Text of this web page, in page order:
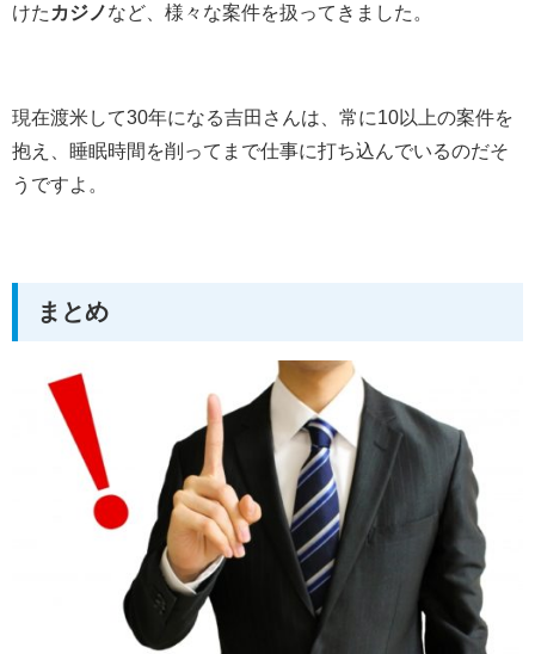
けた カジノなど、様々な案件を扱ってきました。
現在渡米して30年になる吉田さんは、常に10以上の案件を
抱え、睡眠時間を削ってまで仕事に打ち込んでいるのだそ
うですよ。
まとめ